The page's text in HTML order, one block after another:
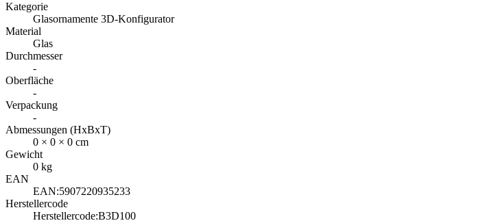
Kategorie
Glasornamente 3D-Konfigurator
Material
Glas
Durchmesser
-
Oberfläche
-
Verpackung
-
Abmessungen (HxBxT)
0 × 0 × 0 cm
Gewicht
0 kg
EAN
EAN:5907220935233
Herstellercode
Herstellercode:B3D100